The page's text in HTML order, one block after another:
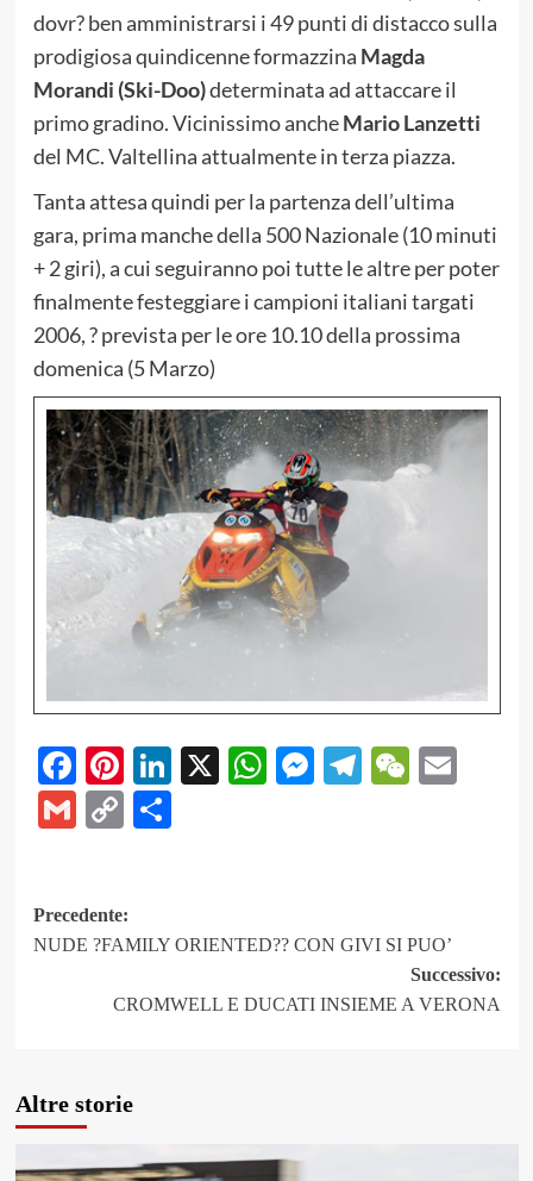
dovr? ben amministrarsi i 49 punti di distacco sulla
prodigiosa quindicenne formazzina Magda
Morandi (Ski-Doo)determinata ad attaccare il
primo gradino. Vicinissimo ancheMario Lanzetti
del MC. Valtellina attualmente in terza piazza.
Tanta attesa quindi per la partenza dell’ultima
gara, prima manche della 500 Nazionale (10 minuti
+ 2 giri), a cui seguiranno poi tutte le altre per poter
finalmente festeggiare i campioni italiani targati
2006, ? prevista per le ore 10.10 della prossima
domenica (5 Marzo)
Facebook
Pinterest
LinkedIn
X WhatsApp
Messenger
Telegram
Gmail
CopyShare
Navigazione
articolo
Precedente:
NUDE ?FAMILY ORIENTED?? CON GIVI SI PUO’
Successivo:
CROMWELL E DUCATI INSIEME A VERONA
Altre storie